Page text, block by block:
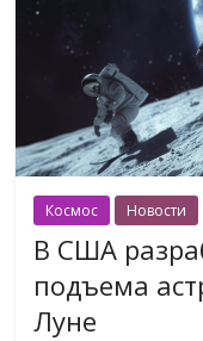
Космос Новости
В США
подъема
Луне